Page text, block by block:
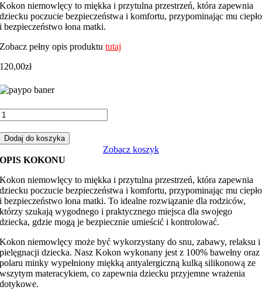
Kokon niemowlęcy to miękka i przytulna przestrzeń, która zapewnia
dziecku poczucie bezpieczeństwa i komfortu, przypominając mu ciepło
i bezpieczeństwo łona matki.
Zobacz pełny opis produktututaj
120,00zł
Dodaj do koszyka
Zobacz koszyk
OPIS KOKONU
Kokon niemowlęcy to miękka i przytulna przestrzeń, która zapewnia
dziecku poczucie bezpieczeństwa i komfortu, przypominając mu ciepło
i bezpieczeństwo łona matki. To idealne rozwiązanie dla rodziców,
którzy szukają wygodnego i praktycznego miejsca dla swojego
dziecka, gdzie mogą je bezpiecznie umieścić i kontrolować.
Kokon niemowlęcy może być wykorzystany do snu, zabawy, relaksu i
pielęgnacji dziecka. Nasz Kokon wykonany jest z 100% bawełny oraz
polaru minky wypełniony miękką antyalergiczną kulką silikonową ze
wszytym materacykiem, co zapewnia dziecku przyjemne wrażenia
dotykowe.